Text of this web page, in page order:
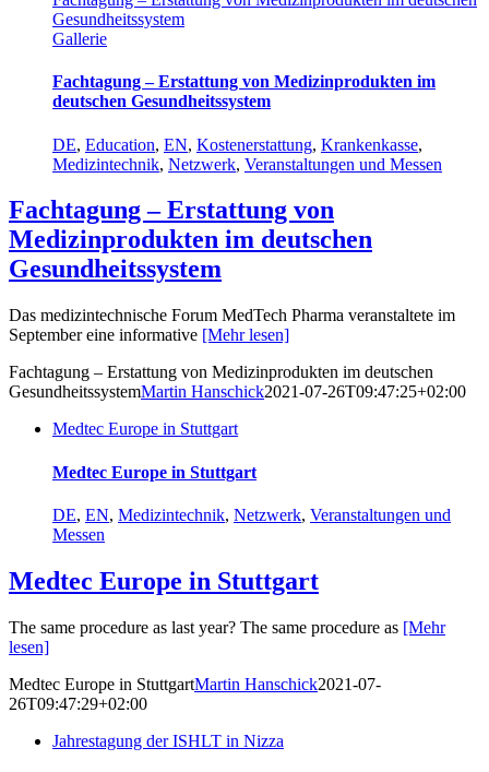
Gesundheitssystem
Gallerie
Fachtagung – Erstattung von Medizinprodukten im
deutschen Gesundheitssystem
DE, Education, EN, Kostenerstattung, Krankenkasse,
Medizintechnik, Netzwerk, Veranstaltungen und Messen
Fachtagung – Erstattung von
Medizinprodukten im deutschen
Gesundheitssystem
Das medizintechnische Forum MedTech Pharma veranstaltete im
September eine informative [Mehr lesen]
Fachtagung – Erstattung von Medizinprodukten im deutschen
GesundheitssystemMartin Hanschick2021-07-26T09:47:25+02:00
Medtec Europe in Stuttgart
Medtec Europe in Stuttgart
DE, EN, Medizintechnik, Netzwerk, Veranstaltungen und
Messen
Medtec Europe in Stuttgart
The same procedure as last year? The same procedure as [Mehr
lesen]
Medtec Europe in StuttgartMartin Hanschick2021-07-
26T09:47:29+02:00
Jahrestagung der ISHLT in Nizza